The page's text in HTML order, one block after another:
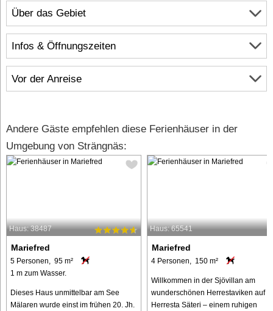
Über das Gebiet
Infos & Öffnungszeiten
Vor der Anreise
Andere Gäste empfehlen diese Ferienhäuser in der
Umgebung von Strängnäs:
Haus: 38487
Mariefred
5 Personen, 95 m²
1 m zum Wasser.
Dieses Haus unmittelbar am See
Mälaren wurde einst im frühen 20. Jh.
Haus: 65541
Mariefred
4 Personen, 150 m²
Willkommen in der Sjövillan am
wunderschönen Herrestaviken auf
Herresta Säteri – einem ruhigen